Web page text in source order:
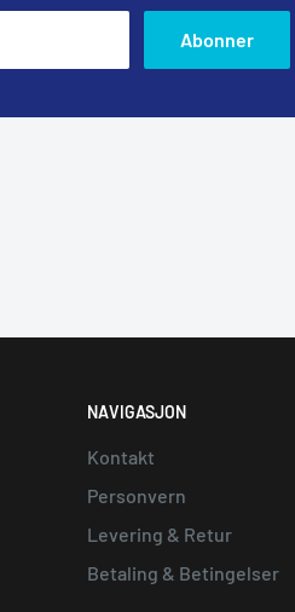
Abonner
NAVIGASJON
Kontakt
Personvern
Levering & Retur
Betaling & Betingelser